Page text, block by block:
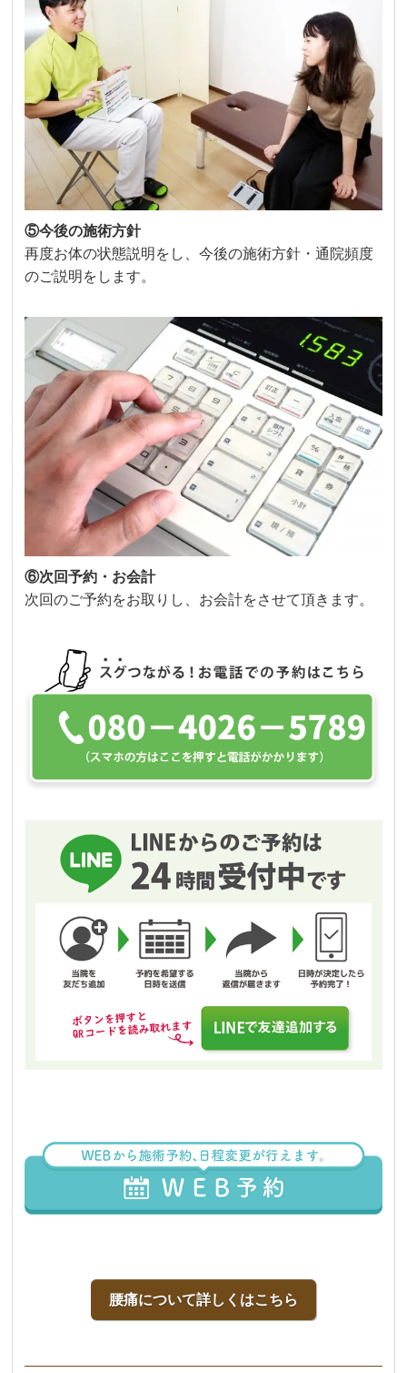
⑤今後の施術方針
再度お体の状態説明をし、今後の施術方針・通院頻度
のご説明をします。
⑥次回予約・お会計
次回のご予約をお取りし、お会計をさせて頂きます。
腰痛について詳しくはこちら